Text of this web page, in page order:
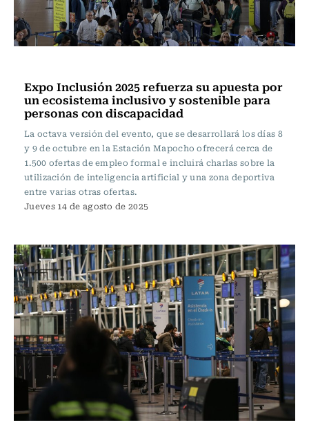
Expo Inclusión 2025 refuerza su apuesta por
un ecosistema inclusivo y sostenible para
personas con discapacidad
La octava versión del evento, que se desarrollará los días 8
y 9 de octubre en la Estación Mapocho ofrecerá cerca de
1.500 ofertas de empleo formal e incluirá charlas sobre la
utilización de inteligencia artificial y una zona deportiva
entre varias otras ofertas.
Jueves 14 de agosto de 2025